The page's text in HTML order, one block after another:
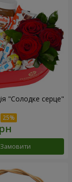
"Солодке серце"
Замовити